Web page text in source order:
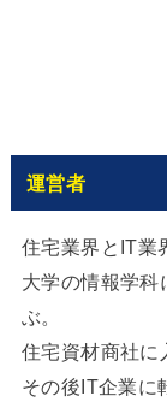
運営者
住宅業界とIT業
大学の情報学科
ぶ。
住宅資材商社に
その後IT企業に